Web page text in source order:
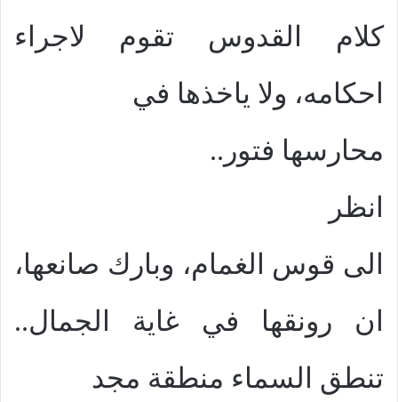
كلام القدوس تقوم لاجراء
احكامه، ولا ياخذها في
محارسها فتور..
انظر
الى قوس الغمام، وبارك صانعها،
ان رونقها في غاية الجمال..
تنطق السماء منطقة مجد